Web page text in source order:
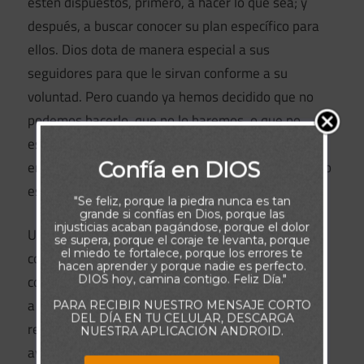
después, a buscar conocer su plan específico para
ellos. Dios dota de manera especial a sus
seguidores para que le sirvan conforme a su
voluntad. Pero cuando ya hemos decidido que no
podemos hacerlo, que no lo haremos, o que no
estamos bien preparados, estamos actuando
entonces de acuerdo con nuestra voluntad, y eso no
está bien.
Usted puede servir al Señor como buen padre, o
como quien comparte el evangelio con sus
compañeros de trabajo, o como amigo que escucha
a quienes estén sufriendo. No hay ninguna
restricción en lo que Dios puede hacer con un
ayudador dispuesto. El poder de su Espíritu supera
Confía en DIOS
"Se feliz, porque la piedra nunca es tan
grande si confías en Dios, porque las
injusticias acaban pagándose, porque el dolor
se supera, porque el coraje te levanta, porque
el miedo te fortalece, porque los errores te
hacen aprender y porque nadie es perfecto.
DIOS hoy, camina contigo. Feliz Día."
PARA RECIBIR NUESTRO MENSAJE CORTO
DEL DÍA EN TU CELULAR, DESCARGA
NUESTRA APLICACIÓN ANDROID.